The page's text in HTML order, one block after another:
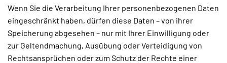
Wenn Sie die Verarbeitung Ihrer personenbezogenen Daten
eingeschränkt haben, dürfen diese Daten – von ihrer
Speicherung abgesehen – nur mit Ihrer Einwilligung oder
zur Geltendmachung, Ausübung oder Verteidigung von
Rechtsansprüchen oder zum Schutz der Rechte einer